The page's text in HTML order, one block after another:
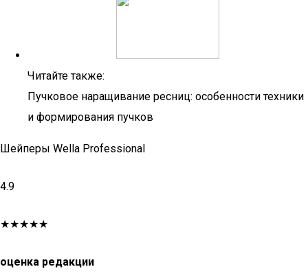
Читайте также:
Пучковое наращивание ресниц: особенности техники
и формирования пучков
Шейперы Wella Professional
4.9
★★★★★
оценка редакции